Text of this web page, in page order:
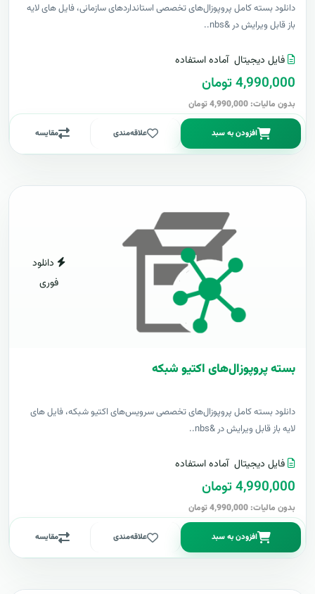
دانلود بسته کامل پروپوزال‌های تخصصی استانداردهای سازمانی، فایل های لایه
باز قابل ویرایش در &nbs..
فایل دیجیتال آماده استفاده
4,990,000 تومان
بدون مالیات: 4,990,000 تومان
افزودن به سبد علاقه‌مندی مقایسه
دانلود
فوری
بسته پروپوزال‌های اکتیو شبکه
دانلود بسته کامل پروپوزال‌های تخصصی سرویس‌های اکتیو شبکه، فایل های
لایه باز قابل ویرایش در &nbs..
فایل دیجیتال آماده استفاده
4,990,000 تومان
بدون مالیات: 4,990,000 تومان
افزودن به سبد علاقه‌مندی مقایسه